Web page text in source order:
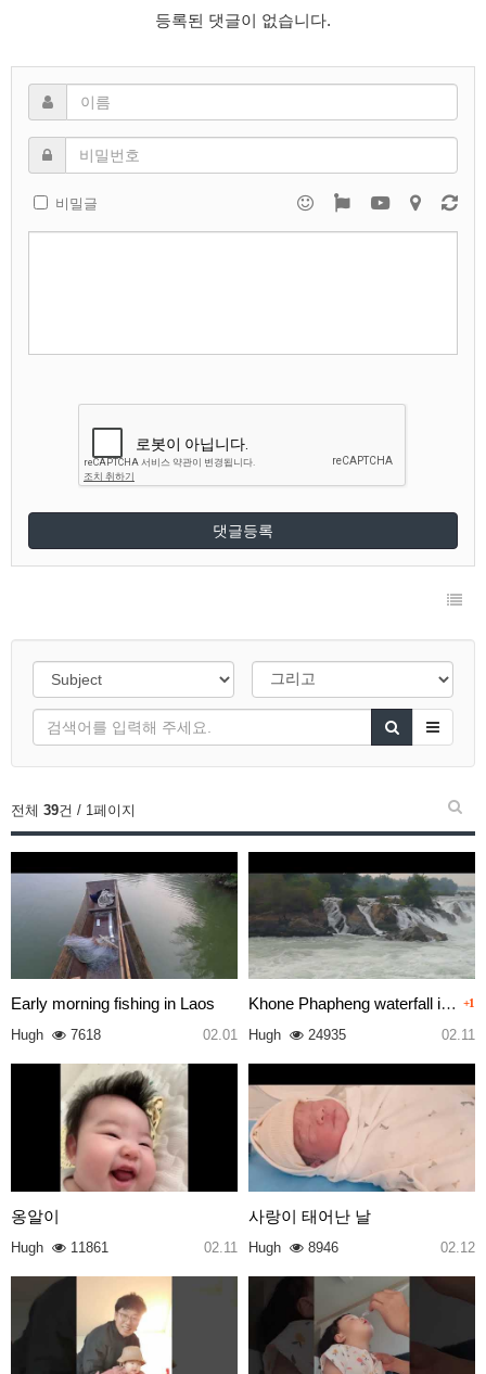
등록된 댓글이 없습니다.
비밀글
댓글등록
전체 39건 / 1페이지
Early morning fishing in Laos
Hugh 7618 02.01
+1
Khone Phapheng waterfall in so…
Hugh 24935 02.11
옹알이
Hugh 11861 02.11
사랑이 태어난 날
Hugh 8946 02.12